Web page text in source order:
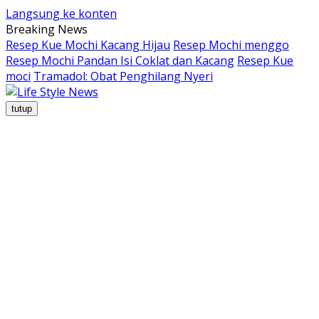
Langsung ke konten
Breaking News
Resep Kue Mochi Kacang Hijau Resep Mochi menggo
Resep Mochi Pandan Isi Coklat dan Kacang Resep Kue
moci Tramadol: Obat Penghilang Nyeri
tutup